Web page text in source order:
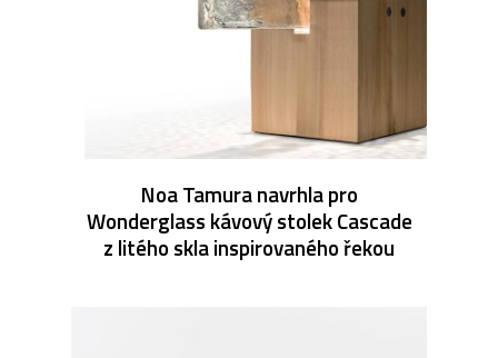
Noa Tamura navrhla pro
Wonderglass kávový stolek Cascade
z litého skla inspirovaného řekou